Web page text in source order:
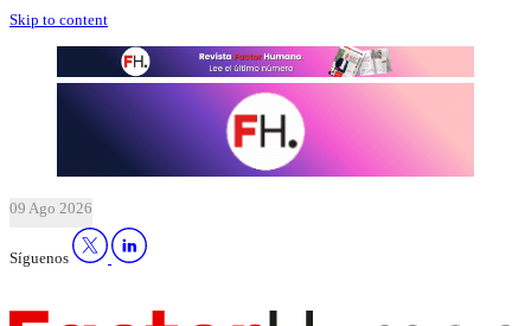
Skip to content
09 Ago 2026
Síguenos